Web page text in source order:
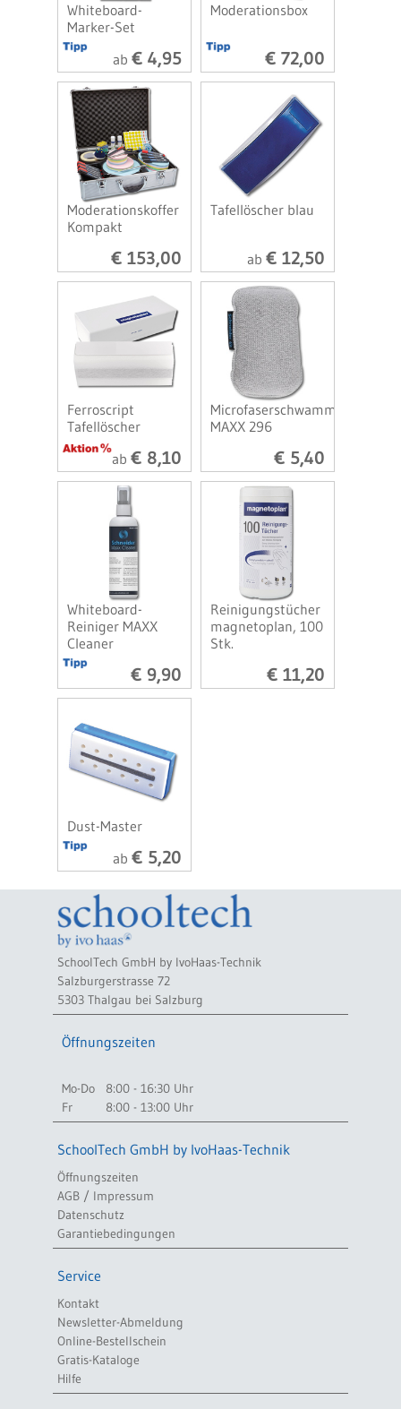
Whiteboard-
Marker-Set
ab € 4,95
Moderationsbox
€ 72,00
Moderationskoffer
Kompakt
€ 153,00
Tafellöscher blau
ab € 12,50
Ferroscript
Tafellöscher
ab € 8,10
Microfaserschwamm
MAXX 296
€ 5,40
Whiteboard-
Reiniger MAXX
Cleaner
€ 9,90
Reinigungstücher
magnetoplan, 100
Stk.
€ 11,20
Dust-Master
ab € 5,20
SchoolTech GmbH by IvoHaas-Technik
Salzburgerstrasse 72
5303 Thalgau bei Salzburg
Öffnungszeiten
Mo-Do
8:00 - 16:30 Uhr
Fr
8:00 - 13:00 Uhr
SchoolTech GmbH by IvoHaas-Technik
Öffnungszeiten
AGB / Impressum
Datenschutz
Garantiebedingungen
Service
Kontakt
Newsletter-Abmeldung
Online-Bestellschein
Gratis-Kataloge
Hilfe